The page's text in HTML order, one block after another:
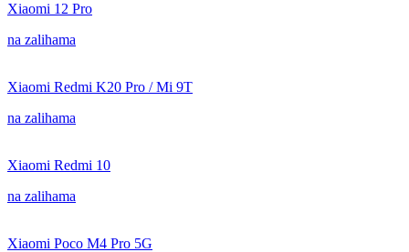
Xiaomi 12 Pro
na zalihama
Xiaomi Redmi K20 Pro / Mi 9T
na zalihama
Xiaomi Redmi 10
na zalihama
Xiaomi Poco M4 Pro 5G